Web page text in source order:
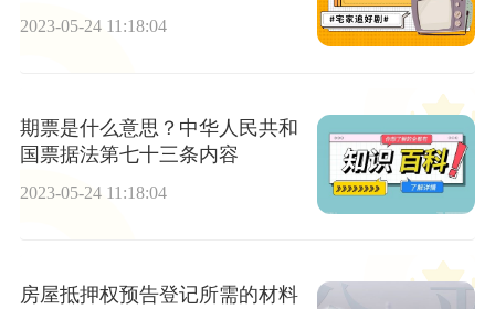
2023-05-24 11:18:04
期票是什么意思？中华人民共和
国票据法第七十三条内容
2023-05-24 11:18:04
房屋抵押权预告登记所需的材料